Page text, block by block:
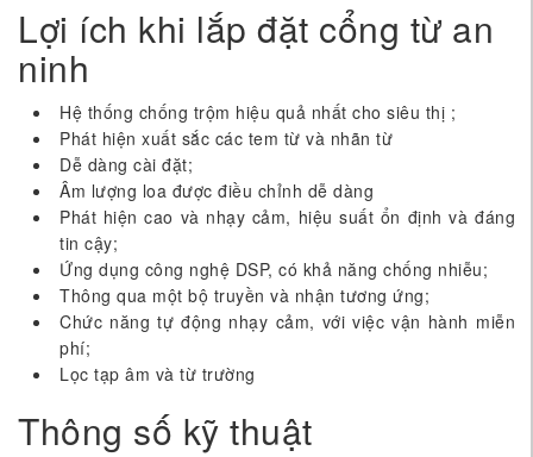
Lợi ích khi lắp đặt cổng từ an
ninh
Hệ thống chống trộm hiệu quả nhất cho siêu thị ;
Phát hiện xuất sắc các tem từ và nhãn từ
Dễ dàng cài đặt;
Âm lượng loa được điều chỉnh dễ dàng
Phát hiện cao và nhạy cảm, hiệu suất ổn định và đáng
tin cậy;
Ứng dụng công nghệ DSP, có khả năng chống nhiễu;
Thông qua một bộ truyền và nhận tương ứng;
Chức năng tự động nhạy cảm, với việc vận hành miễn
phí;
Lọc tạp âm và từ trường
Thông số kỹ thuật